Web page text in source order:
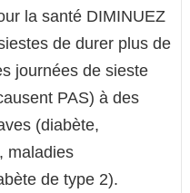
la santé DIMINUEZ
de durer plus de
journées de sieste
PAS) à des
(diabète,
maladies
de type 2).